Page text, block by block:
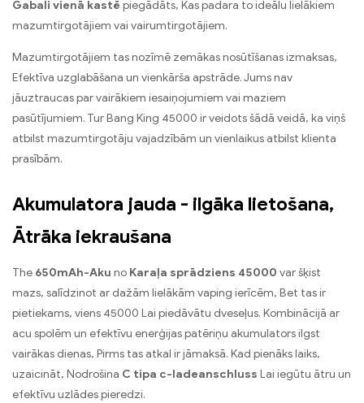
Gabali vienā kastē piegādāts, Kas padara to ideālu lielākiem
mazumtirgotājiem vai vairumtirgotājiem.
Mazumtirgotājiem tas nozīmē zemākas nosūtīšanas izmaksas,
Efektīva uzglabāšana un vienkārša apstrāde. Jums nav
jāuztraucas par vairākiem iesaiņojumiem vai maziem
pasūtījumiem. Tur Bang King 45000 ir veidots šādā veidā, ka viņš
atbilst mazumtirgotāju vajadzībām un vienlaikus atbilst klienta
prasībām.
Akumulatora jauda - ilgāka lietošana,
Ātrāka iekraušana
The 650mAh-Aku no Karaļa sprādziens 45000 var šķist
mazs, salīdzinot ar dažām lielākām vaping ierīcēm, Bet tas ir
pietiekams, viens 45000 Lai piedāvātu dveseļus. Kombinācijā ar
acu spolēm un efektīvu enerģijas patēriņu akumulators ilgst
vairākas dienas, Pirms tas atkal ir jāmaksā. Kad pienāks laiks,
uzaicināt, Nodrošina C tipa c-ladeanschluss Lai iegūtu ātru un
efektīvu uzlādes pieredzi.